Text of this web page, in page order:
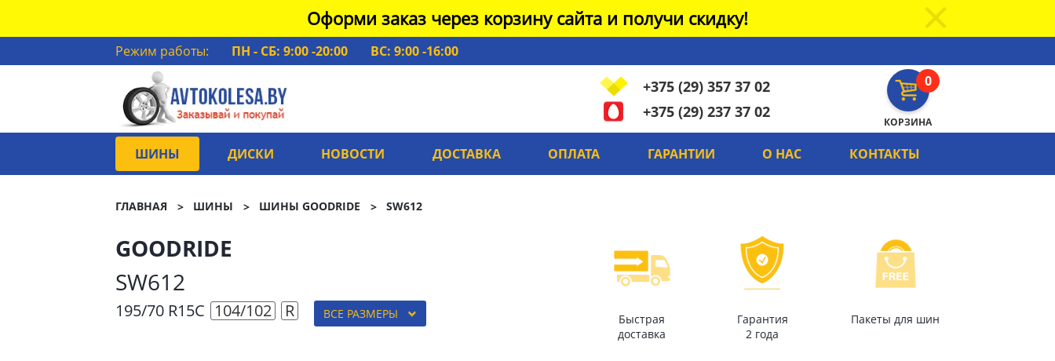
Оформи заказ через корзину сайта и получи скидку!
Режим работы: ПН - СБ: 9:00 -20:00
ВС: 9:00 -16:00
0
КОРЗИНА
+375 (29) 357 37 02
+375 (29) 237 37 02
ШИНЫ ДИСКИ НОВОСТИ ДОСТАВКА ОПЛАТА ГАРАНТИИ О НАС КОНТАКТЫ
ГЛАВНАЯ ШИНЫ ШИНЫ GOODRIDE SW612
GOODRIDE
SW612
195/70 R15C 104/102 R ВСЕ РАЗМЕРЫ
Быстрая
доставка
Гарантия
2 года
Пакеты для шин